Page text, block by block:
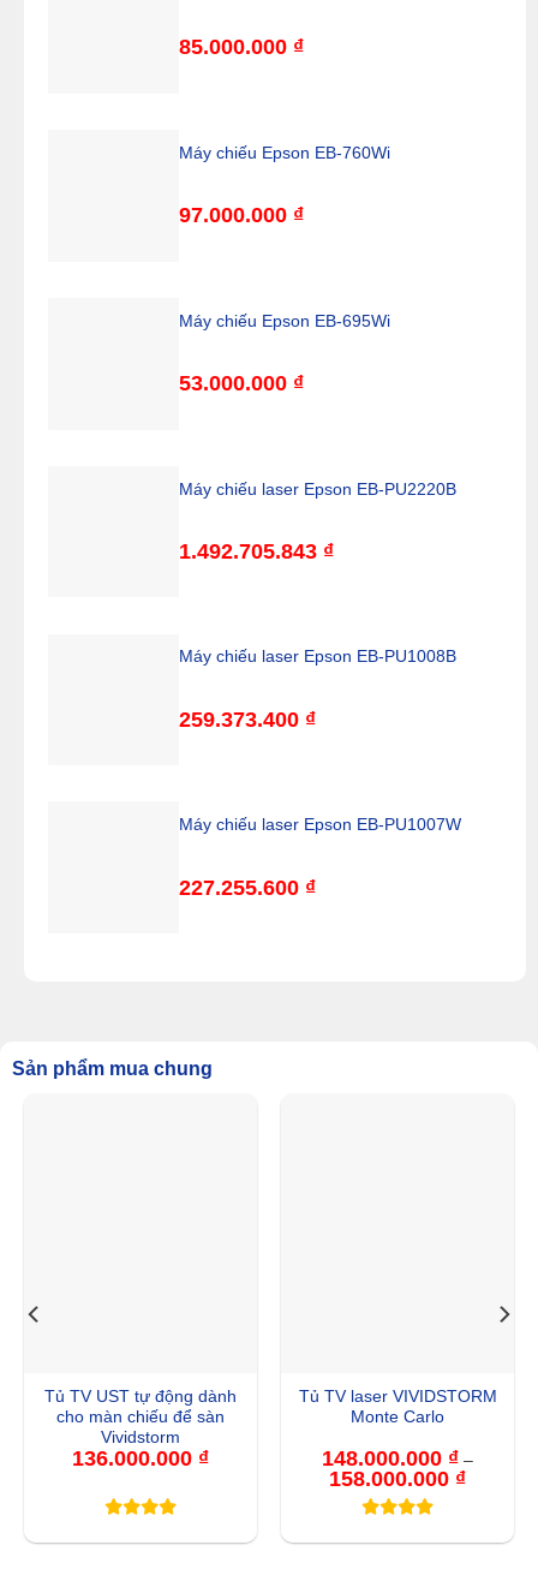
85.000.000 ₫
Máy chiếu Epson EB-760Wi
97.000.000 ₫
Máy chiếu Epson EB-695Wi
53.000.000 ₫
Máy chiếu laser Epson EB-PU2220B
1.492.705.843 ₫
Máy chiếu laser Epson EB-PU1008B
259.373.400 ₫
Máy chiếu laser Epson EB-PU1007W
227.255.600 ₫
Sản phẩm mua chung
Tủ TV UST tự động dành
cho màn chiếu để sàn
Vividstorm
136.000.000 ₫
Tủ TV laser VIVIDSTORM
Monte Carlo
148.000.000 ₫ –
158.000.000 ₫Khoảng
đến